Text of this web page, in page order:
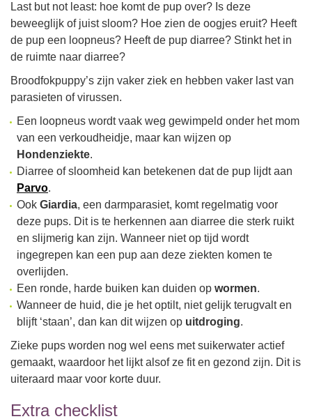
Last but not least: hoe komt de pup over? Is deze
beweeglijk of juist sloom? Hoe zien de oogjes eruit? Heeft
de pup een loopneus? Heeft de pup diarree? Stinkt het in
de ruimte naar diarree?
Broodfokpuppy’s zijn vaker ziek en hebben vaker last van
parasieten of virussen.
Een loopneus wordt vaak weg gewimpeld onder het mom
van een verkoudheidje, maar kan wijzen op
Hondenziekte.
Diarree of sloomheid kan betekenen dat de pup lijdt aan
Parvo.
Ook Giardia, een darmparasiet, komt regelmatig voor
deze pups. Dit is te herkennen aan diarree die sterk ruikt
en slijmerig kan zijn. Wanneer niet op tijd wordt
ingegrepen kan een pup aan deze ziekten komen te
overlijden.
Een ronde, harde buiken kan duiden op wormen.
Wanneer de huid, die je het optilt, niet gelijk terugvalt en
blijft ‘staan’, dan kan dit wijzen op uitdroging.
Zieke pups worden nog wel eens met suikerwater actief
gemaakt, waardoor het lijkt alsof ze fit en gezond zijn. Dit is
uiteraard maar voor korte duur.
Extra checklist